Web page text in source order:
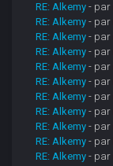
RE: Alkemy - par
RE: Alkemy - par
RE: Alkemy - par
RE: Alkemy - par
RE: Alkemy - par
RE: Alkemy - par
RE: Alkemy - par
RE: Alkemy - par
RE: Alkemy - par
RE: Alkemy - par
RE: Alkemy - par